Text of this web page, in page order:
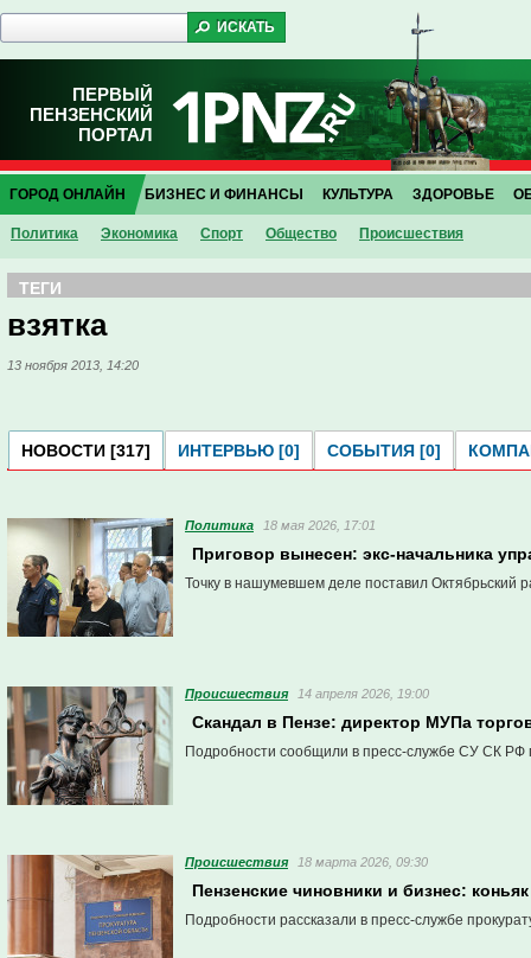
ПЕРВЫЙ
ПЕНЗЕНСКИЙ
ПОРТАЛ
ГОРОД ОНЛАЙН
Политика Экономика Спорт Общество Проиcшествия
БИЗНЕС И ФИНАНСЫ КУЛЬТУРА ЗДОРОВЬЕ
ТЕГИ
взятка
13 ноября 2013, 14:20
НОВОСТИ [317] ИНТЕРВЬЮ [0] СОБЫТИЯ [0]
Политика 18 мая 2026, 17:01
Приговор вынесен: экс-начальника
Точку в нашумевшем деле поставил Октябрьский
Проиcшествия 14 апреля 2026, 19:00
Скандал в Пензе: директор МУПа
Подробности сообщили в пресс-службе СУ СК РФ
Проиcшествия 18 марта 2026, 09:30
Пензенские чиновники и бизнес:
Подробности рассказали в пресс-службе